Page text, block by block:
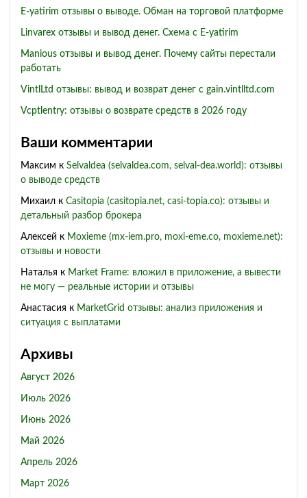
E-yatirim отзывы о выводе. Обман на торговой платформе
Linvarex отзывы и вывод денег. Схема с E-yatirim
Manious отзывы и вывод денег. Почему сайты перестали
работать
VintlLtd отзывы: вывод и возврат денег с gain.vintlltd.com
Vcptlentry: отзывы о возврате средств в 2026 году
Ваши комментарии
Максим к Selvaldea (selvaldea.com, selval-dea.world): отзывы
о выводе средств
Михаил к Casitopia (casitopia.net, casi-topia.co): отзывы и
детальный разбор брокера
Алексей к Moxieme (mx-iem.pro, moxi-eme.co, moxieme.net):
отзывы и новости
Наталья к Market Frame: вложил в приложение, а вывести
не могу — реальные истории и отзывы
Анастасия к MarketGrid отзывы: анализ приложения и
ситуация с выплатами
Архивы
Август 2026
Июль 2026
Июнь 2026
Май 2026
Апрель 2026
Март 2026